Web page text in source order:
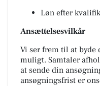
Løn efter
Ansættelsesvilkår
Vi ser frem til at byde
muligt. Samtaler
at sende din
ansøgningsfrist er